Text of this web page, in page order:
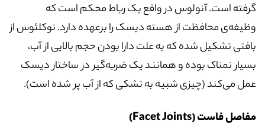
گرفته است. آنولوس در واقع یک رباط محکم است که
وظیفه‌ی محافظت از هسته دیسک را برعهده دارد. نوکلئوس از
بافتی تشکیل شده که به علت دارا بودن حجم بالایی از آب،
بسیار نمناک بوده و همانند یک ضربه‌گیر در ساختار دیسک
عمل می‌کند (چیزی شبیه به تشکی که از آب پر شده است).
مفاصل فاست (Facet Joints)